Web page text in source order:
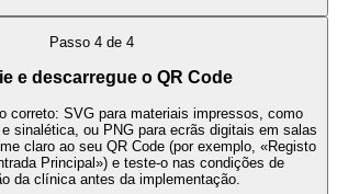
Passo 4 de 4
e descarregue o QR Code
correto: SVG para materiais impressos, como
sinalética, ou PNG para ecrãs digitais em salas
claro ao seu QR Code (por exemplo, «Registo
Principal») e teste-o nas condições de
da clínica antes da implementação.